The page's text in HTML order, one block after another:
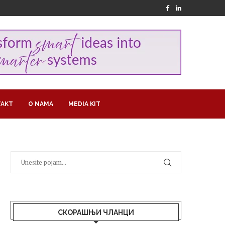
O NAMA MEDIA KIT
СКОРАШЊИ ЧЛАНЦИ